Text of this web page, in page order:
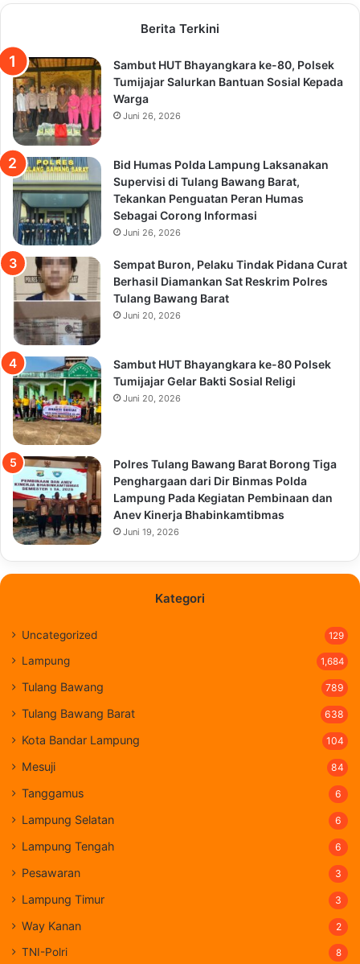
Berita Terkini
Sambut HUT Bhayangkara ke-80, Polsek
Tumijajar Salurkan Bantuan Sosial Kepada
Warga
Juni 26, 2026
Bid Humas Polda Lampung Laksanakan
Supervisi di Tulang Bawang Barat,
Tekankan Penguatan Peran Humas
Sebagai Corong Informasi
Juni 26, 2026
Sempat Buron, Pelaku Tindak Pidana Curat
Berhasil Diamankan Sat Reskrim Polres
Tulang Bawang Barat
Juni 20, 2026
Sambut HUT Bhayangkara ke-80 Polsek
Tumijajar Gelar Bakti Sosial Religi
Juni 20, 2026
Polres Tulang Bawang Barat Borong Tiga
Penghargaan dari Dir Binmas Polda
Lampung Pada Kegiatan Pembinaan dan
Anev Kinerja Bhabinkamtibmas
Juni 19, 2026
Kategori
Uncategorized 129
Lampung 1,684
Tulang Bawang 789
Tulang Bawang Barat 638
Kota Bandar Lampung 104
Mesuji 84
Tanggamus 6
Lampung Selatan 6
Lampung Tengah 6
Pesawaran 3
Lampung Timur 3
Way Kanan 2
TNI-Polri 8